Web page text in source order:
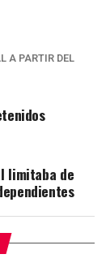
A PARTIR DEL
limitaba de